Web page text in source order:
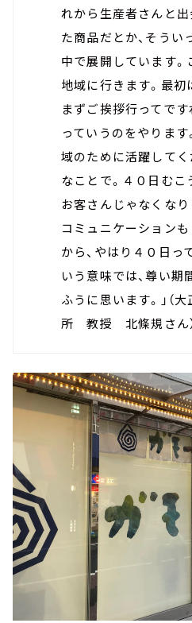
れから生産者さんと出
た商品だとか、そう
中で展開しています
地域に行きます。最初
まずご挨拶行ってで
っていうのをやります
域のために活躍してく
なことで。４０日むこ
お客さんじゃなくな
コミュニケーション
から、やはり４０日っ
いう意味では、尊い期
ふうに思います。」（
所 教授 北條規さん